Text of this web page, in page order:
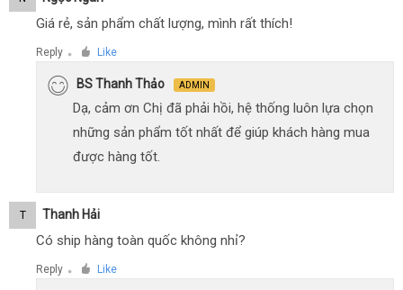
Giá rẻ, sản phẩm chất lượng, mình rất thích!
Reply ● Like
BS Thanh Thảo ADMIN
Dạ, cảm ơn Chị đã phải hồi, hệ thống luôn lựa chọn
những sản phẩm tốt nhất để giúp khách hàng mua
được hàng tốt.
T Thanh Hải
Có ship hàng toàn quốc không nhỉ?
Reply ● Like